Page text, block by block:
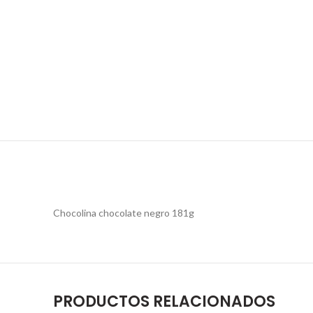
Chocolina chocolate negro 181g
PRODUCTOS RELACIONADOS